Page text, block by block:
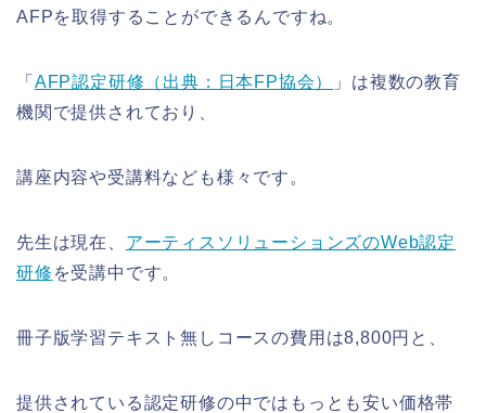
AFPを取得することができるんですね。
「 AFP認定研修（出典：日本FP協会）
」は複数の教育
機関で提供されており、
講座内容や受講料なども様々です。
先生は現在、 アーティスソリューションズのWeb認定
研修 を受講中です。
冊子版学習テキスト無しコースの費用は8,800円と、
提供されている認定研修の中ではもっとも安い価格帯